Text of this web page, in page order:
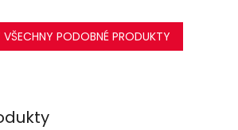
VŠECHNY PODOBNÉ PRODUKTY